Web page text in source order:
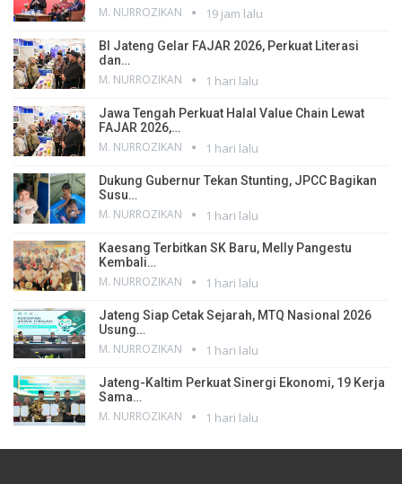
M. NURROZIKAN 19 jam lalu
BI Jateng Gelar FAJAR 2026, Perkuat Literasi
dan…
M. NURROZIKAN 1 hari lalu
Jawa Tengah Perkuat Halal Value Chain Lewat
FAJAR 2026,…
M. NURROZIKAN 1 hari lalu
Dukung Gubernur Tekan Stunting, JPCC Bagikan
Susu…
M. NURROZIKAN 1 hari lalu
Kaesang Terbitkan SK Baru, Melly Pangestu
Kembali…
M. NURROZIKAN 1 hari lalu
Jateng Siap Cetak Sejarah, MTQ Nasional 2026
Usung…
M. NURROZIKAN 1 hari lalu
Jateng-Kaltim Perkuat Sinergi Ekonomi, 19 Kerja
Sama…
M. NURROZIKAN 1 hari lalu